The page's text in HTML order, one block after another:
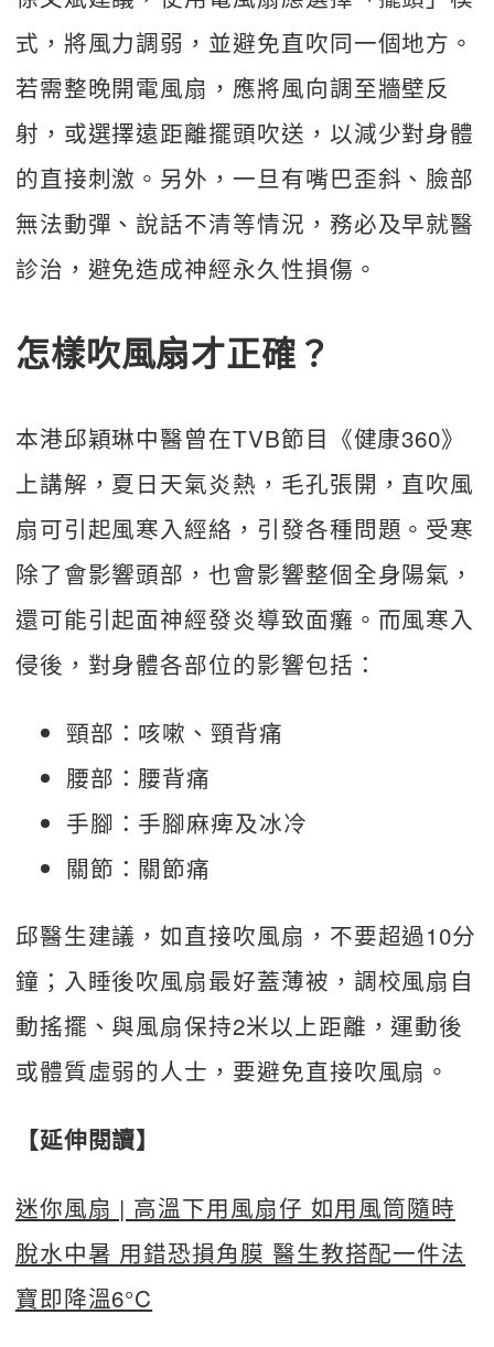
式，將風力調弱，並避免直吹同一個地方。
若需整晚開電風扇，應將風向調至牆壁反
射，或選擇遠距離擺頭吹送，以減少對身體
的直接刺激。另外，一旦有嘴巴歪斜、臉部
無法動彈、說話不清等情況，務必及早就醫
診治，避免造成神經永久性損傷。
怎樣吹風扇才正確？
本港邱穎琳中醫曾在TVB節目《健康360》
上講解，夏日天氣炎熱，毛孔張開，直吹風
扇可引起風寒入經絡，引發各種問題。受寒
除了會影響頭部，也會影響整個全身陽氣，
還可能引起面神經發炎導致面癱。而風寒入
侵後，對身體各部位的影響包括：
頸部：咳嗽、頸背痛
腰部：腰背痛
手腳：手腳麻痺及冰冷
關節：關節痛
邱醫生建議，如直接吹風扇，不要超過10分
鐘；入睡後吹風扇最好蓋薄被，調校風扇自
動搖擺、與風扇保持2米以上距離，運動後
或體質虛弱的人士，要避免直接吹風扇。
【延伸閱讀】
迷你風扇 | 高溫下用風扇仔 如用風筒隨時
脫水中暑 用錯恐損角膜 醫生教搭配一件法
寶即降溫6°C